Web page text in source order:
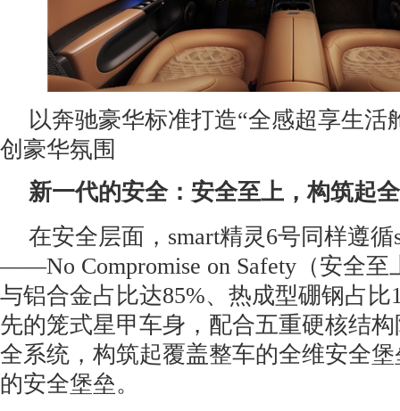
以奔驰豪华标准打造“全感超享生活
创豪华氛围
新一代的安全：安全至上，构筑起
在安全层面，smart精灵6号同样遵
——No Compromise on Safety（安全至
与铝合金占比达85%、热成型硼钢占比
先的笼式星甲车身，配合五重硬核结
全系统，构筑起覆盖整车的全维安全
的安全堡垒。